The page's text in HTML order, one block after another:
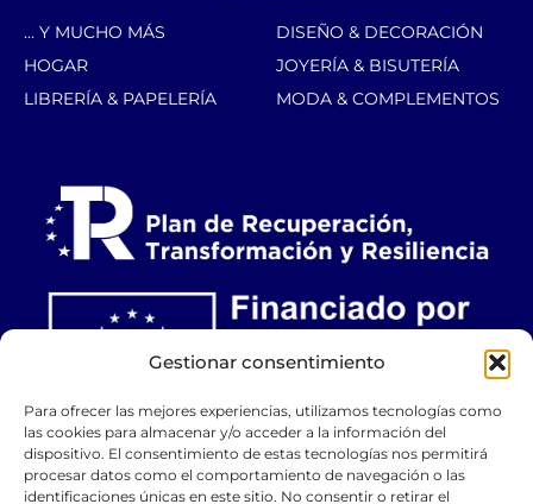
Gestionar consentimiento
Para ofrecer las mejores experiencias, utilizamos tecnologías como
las cookies para almacenar y/o acceder a la información del
dispositivo. El consentimiento de estas tecnologías nos permitirá
procesar datos como el comportamiento de navegación o las
identificaciones únicas en este sitio. No consentir o retirar el
... Y MUCHO MÁS
DISEÑO & DECORACIÓN
HOGAR
JOYERÍA & BISUTERÍA
LIBRERÍA & PAPELERÍA
MODA & COMPLEMENTOS